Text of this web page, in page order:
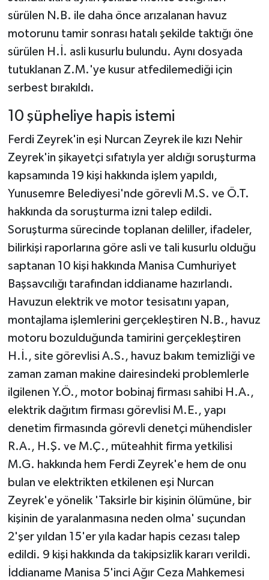
sürülen N.B. ile daha önce arızalanan havuz
motorunu tamir sonrası hatalı şekilde taktığı öne
sürülen H.İ. asli kusurlu bulundu. Aynı dosyada
tutuklanan Z.M.'ye kusur atfedilemediği için
serbest bırakıldı.
10 şüpheliye hapis istemi
Ferdi Zeyrek'in eşi Nurcan Zeyrek ile kızı Nehir
Zeyrek'in şikayetçi sıfatıyla yer aldığı soruşturma
kapsamında 19 kişi hakkında işlem yapıldı,
Yunusemre Belediyesi'nde görevli M.S. ve Ö.T.
hakkında da soruşturma izni talep edildi.
Soruşturma sürecinde toplanan deliller, ifadeler,
bilirkişi raporlarına göre asli ve tali kusurlu olduğu
saptanan 10 kişi hakkında Manisa Cumhuriyet
Başsavcılığı tarafından iddianame hazırlandı.
Havuzun elektrik ve motor tesisatını yapan,
montajlama işlemlerini gerçekleştiren N.B., havuz
motoru bozulduğunda tamirini gerçekleştiren
H.İ., site görevlisi A.S., havuz bakım temizliği ve
zaman zaman makine dairesindeki problemlerle
ilgilenen Y.Ö., motor bobinaj firması sahibi H.A.,
elektrik dağıtım firması görevlisi M.E., yapı
denetim firmasında görevli denetçi mühendisler
R.A., H.Ş. ve M.Ç., müteahhit firma yetkilisi
M.G. hakkında hem Ferdi Zeyrek'e hem de onu
bulan ve elektrikten etkilenen eşi Nurcan
Zeyrek'e yönelik 'Taksirle bir kişinin ölümüne, bir
kişinin de yaralanmasına neden olma' suçundan
2'şer yıldan 15'er yıla kadar hapis cezası talep
edildi. 9 kişi hakkında da takipsizlik kararı verildi.
İddianame Manisa 5'inci Ağır Ceza Mahkemesi